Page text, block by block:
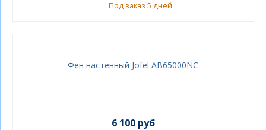
Под заказ 5 дней
Фен настенный Jofel AB65000NC
6 100 руб